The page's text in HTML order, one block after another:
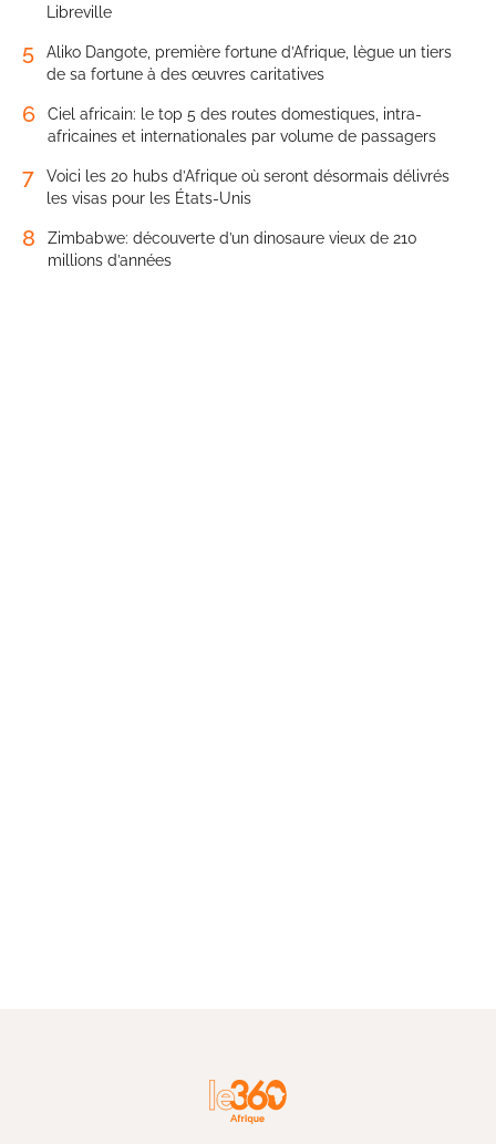
Libreville
5
Aliko Dangote, première fortune d’Afrique, lègue un tiers
de sa fortune à des œuvres caritatives
6
Ciel africain: le top 5 des routes domestiques, intra-
africaines et internationales par volume de passagers
7
Voici les 20 hubs d’Afrique où seront désormais délivrés
les visas pour les États-Unis
8
Zimbabwe: découverte d’un dinosaure vieux de 210
millions d’années